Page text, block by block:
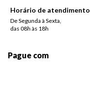
Horário de atendimento
De Segunda à Sexta,
das 08h às 18h
Pague com